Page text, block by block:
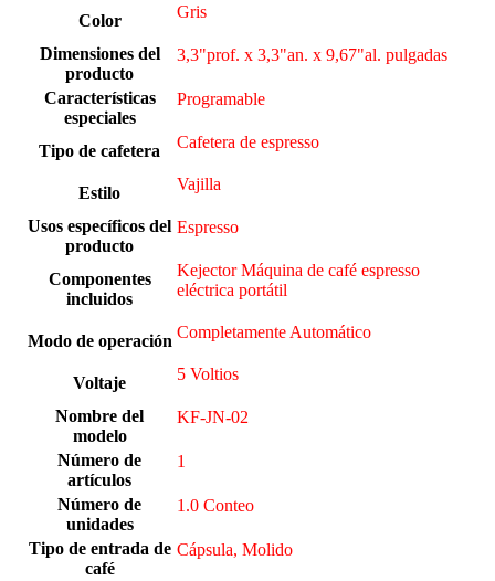
Color Gris
Dimensiones del
producto
3,3"prof. x 3,3"an. x 9,67"al. pulgadas
Características
especiales
Programable
Tipo de cafetera Cafetera de espresso
Estilo Vajilla
Usos específicos del
producto
Espresso
Componentes
incluidos
Kejector Máquina de café espresso
eléctrica portátil
Modo de operación Completamente Automático
Voltaje 5 Voltios
Nombre del
modelo
KF-JN-02
Número de
artículos
‎1
Número de
unidades
1.0 Conteo
Tipo de entrada de
café
Cápsula, Molido